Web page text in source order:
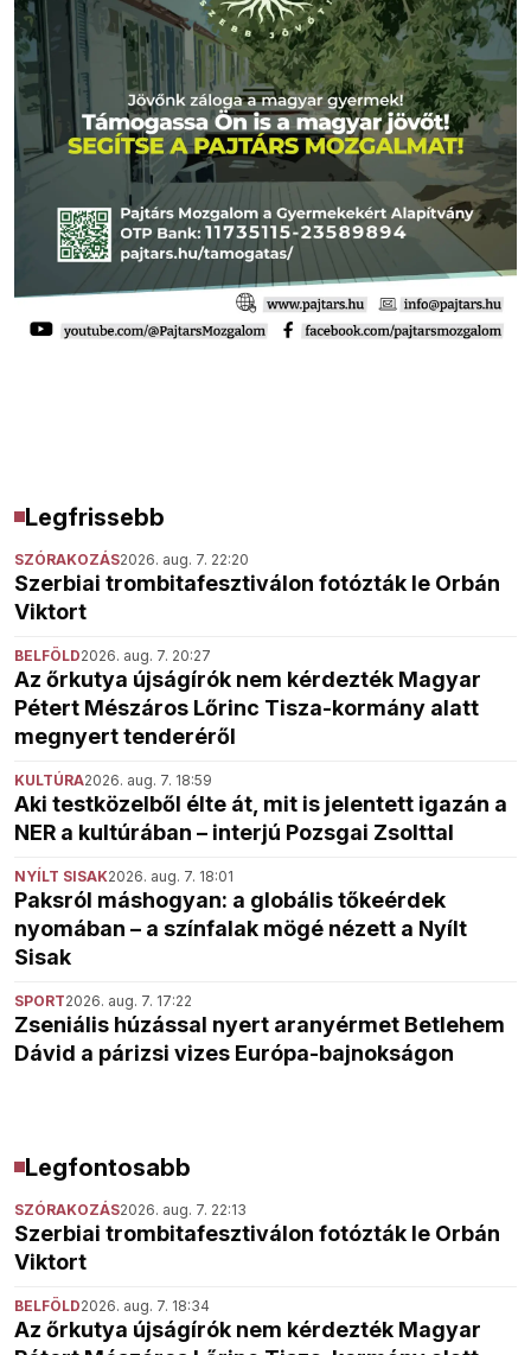
Legfrissebb
SZÓRAKOZÁS2026. aug. 7. 22:20
Szerbiai trombitafesztiválon fotózták le Orbán
Viktort
BELFÖLD2026. aug. 7. 20:27
Az őrkutya újságírók nem kérdezték Magyar
Pétert Mészáros Lőrinc Tisza-kormány alatt
megnyert tenderéről
KULTÚRA2026. aug. 7. 18:59
Aki testközelből élte át, mit is jelentett igazán a
NER a kultúrában – interjú Pozsgai Zsolttal
NYÍLT SISAK2026. aug. 7. 18:01
Paksról máshogyan: a globális tőkeérdek
nyomában – a színfalak mögé nézett a Nyílt
Sisak
SPORT2026. aug. 7. 17:22
Zseniális húzással nyert aranyérmet Betlehem
Dávid a párizsi vizes Európa-bajnokságon
Legfontosabb
SZÓRAKOZÁS2026. aug. 7. 22:13
Szerbiai trombitafesztiválon fotózták le Orbán
Viktort
BELFÖLD2026. aug. 7. 18:34
Az őrkutya újságírók nem kérdezték Magyar